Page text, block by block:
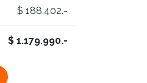
$ 188.402.-
$ 1.179.990.-